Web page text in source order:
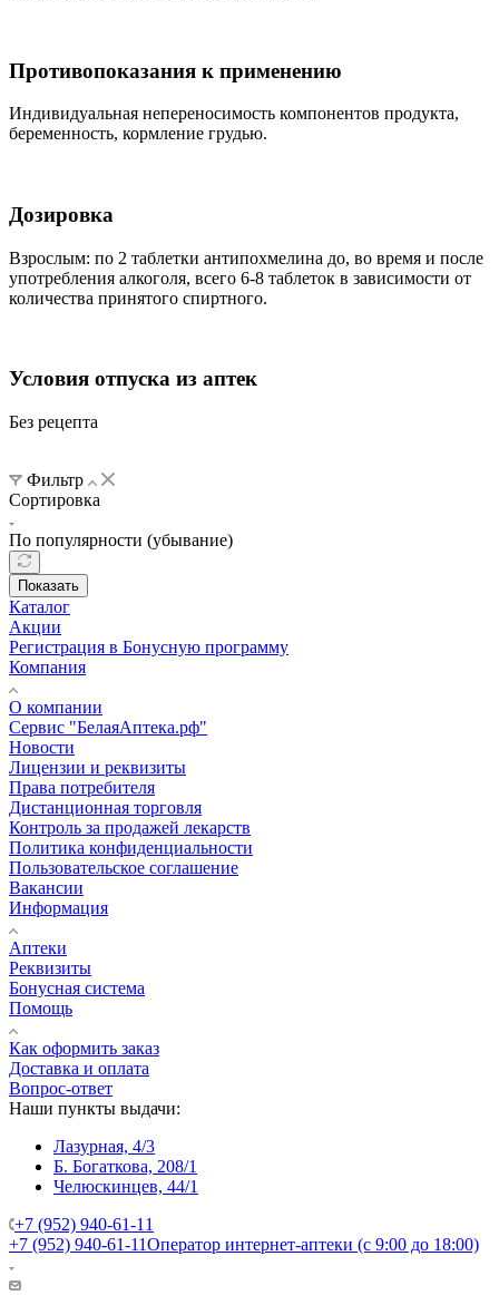
Противопоказания к применению
Индивидуальная непереносимость компонентов продукта,
беременность, кормление грудью.
Дозировка
Взрослым: по 2 таблетки антипохмелина до, во время и после
употребления алкоголя, всего 6-8 таблеток в зависимости от
количества принятого спиртного.
Условия отпуска из аптек
Без рецепта
Фильтр
Сортировка
По популярности (убывание)
Показать
Каталог
Акции
Регистрация в Бонусную программу
Компания
О компании
Сервис "БелаяАптека.рф"
Новости
Лицензии и реквизиты
Права потребителя
Дистанционная торговля
Контроль за продажей лекарств
Политика конфиденциальности
Пользовательское соглашение
Вакансии
Информация
Аптеки
Реквизиты
Бонусная система
Помощь
Как оформить заказ
Доставка и оплата
Вопрос-ответ
Наши пункты выдачи:
Лазурная, 4/3
Б. Богаткова, 208/1
Челюскинцев, 44/1
+7 (952) 940-61-11
+7 (952) 940-61-11Оператор интернет-аптеки (с 9:00 до 18:00)